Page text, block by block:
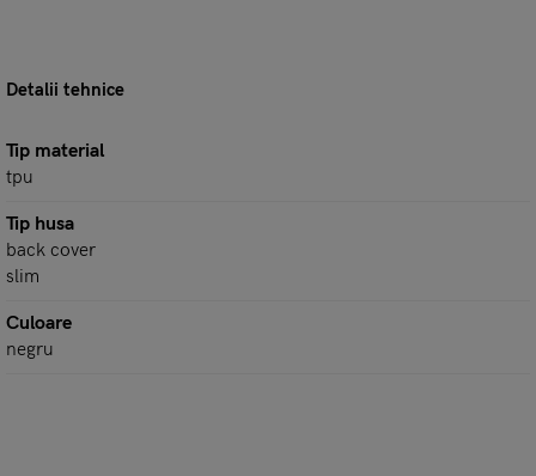
Detalii tehnice
Tip material
tpu
Tip husa
back cover
slim
Culoare
negru